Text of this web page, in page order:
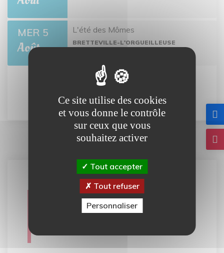
MER 5
Août
L'été des Mômes
BRETTEVILLE-L'ORGUEILLEUSE
Tout l'agenda
Carte
interactive
Ce site utilise des cookies
et vous donne le contrôle
sur ceux que vous
souhaitez activer
Tout accepter
Tout refuser
Personnaliser